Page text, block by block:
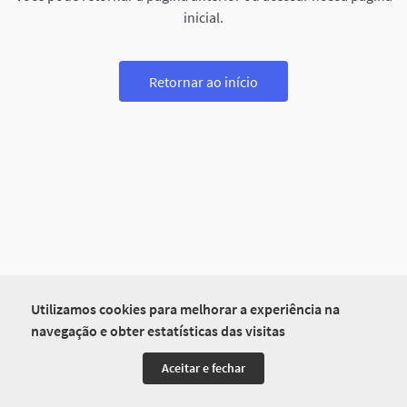
Utilizamos cookies para melhorar a experiência na
navegação e obter estatísticas das visitas
Aceitar e fechar
inicial.
Retornar ao início